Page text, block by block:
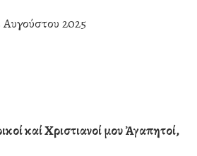
Αυγούστου 2025
καίΧριστιανοί μου Ἀγαπητοί,